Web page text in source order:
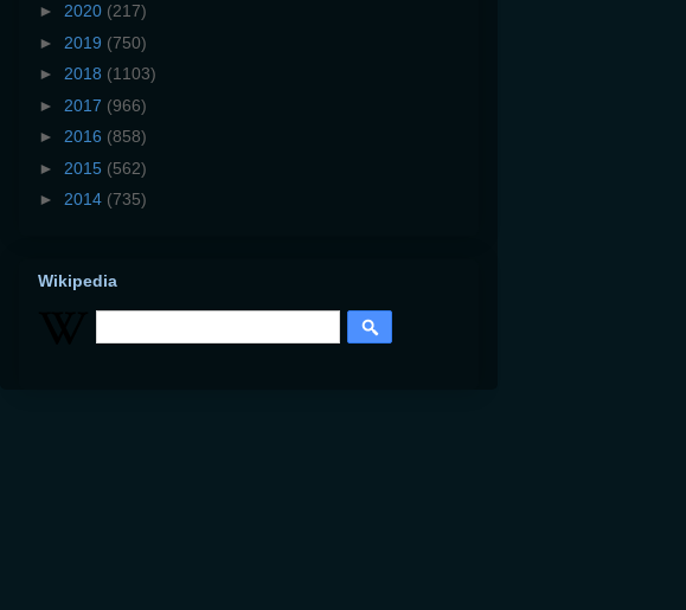
► 2020 (217)
► 2019 (750)
► 2018 (1103)
► 2017 (966)
► 2016 (858)
► 2015 (562)
► 2014 (735)
Wikipedia